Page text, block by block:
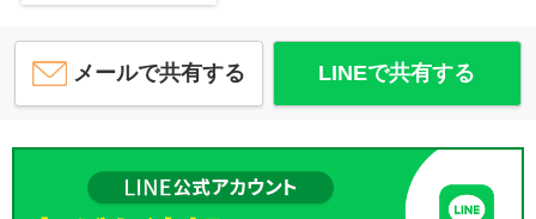
メールで共有する LINEで共有する